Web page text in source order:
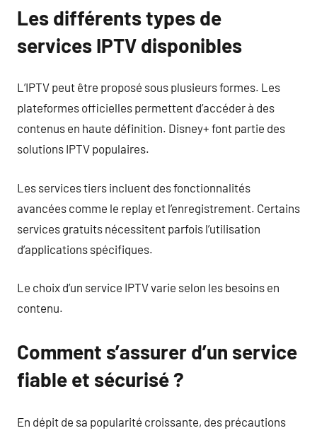
Les différents types de
services IPTV disponibles
L’IPTV peut être proposé sous plusieurs formes. Les
plateformes officielles permettent d’accéder à des
contenus en haute définition. Disney+ font partie des
solutions IPTV populaires.
Les services tiers incluent des fonctionnalités
avancées comme le replay et l’enregistrement. Certains
services gratuits nécessitent parfois l’utilisation
d’applications spécifiques.
Le choix d’un service IPTV varie selon les besoins en
contenu.
Comment s’assurer d’un service
fiable et sécurisé ?
En dépit de sa popularité croissante, des précautions